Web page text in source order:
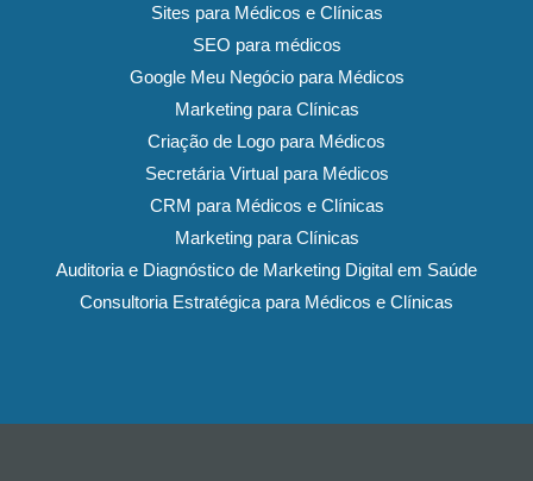
Sites para Médicos e Clínicas
SEO para médicos
Google Meu Negócio para Médicos
Marketing para Clínicas
Criação de Logo para Médicos
Secretária Virtual para Médicos
CRM para Médicos e Clínicas
Marketing para Clínicas
Auditoria e Diagnóstico de Marketing Digital em Saúde
Consultoria Estratégica para Médicos e Clínicas